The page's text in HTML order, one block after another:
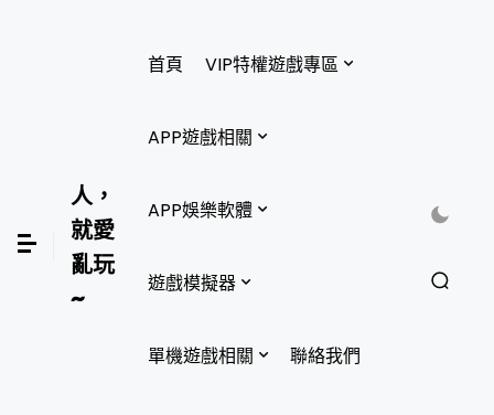
人，
就愛
亂玩
~
首頁 VIP特權遊戲專區
APP遊戲相關
APP娛樂軟體
遊戲模擬器
單機遊戲相關 聯絡我們